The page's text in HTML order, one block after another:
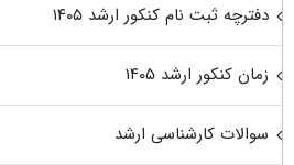
دفترچه ثبت نام کنکور ارشد ۱۴۰۵
زمان کنکور ارشد ۱۴۰۵
سوالات کارشناسی ارشد